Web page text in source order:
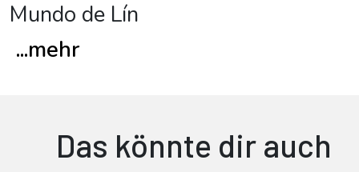
Mundo de Lín
...mehr
Das könnte dir auch